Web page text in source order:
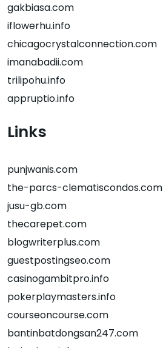
gakbiasa.com
iflowerhu.info
chicagocrystalconnection.com
imanabadii.com
trilipohu.info
appruptio.info
Links
punjwanis.com
the-parcs-clematiscondos.com
jusu-gb.com
thecarepet.com
blogwriterplus.com
guestpostingseo.com
casinogambitpro.info
pokerplaymasters.info
courseoncourse.com
bantinbatdongsan247.com